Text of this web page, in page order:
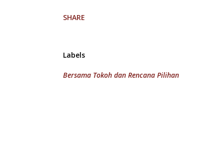
SHARE
Labels
Bersama Tokoh dan Rencana Pilihan